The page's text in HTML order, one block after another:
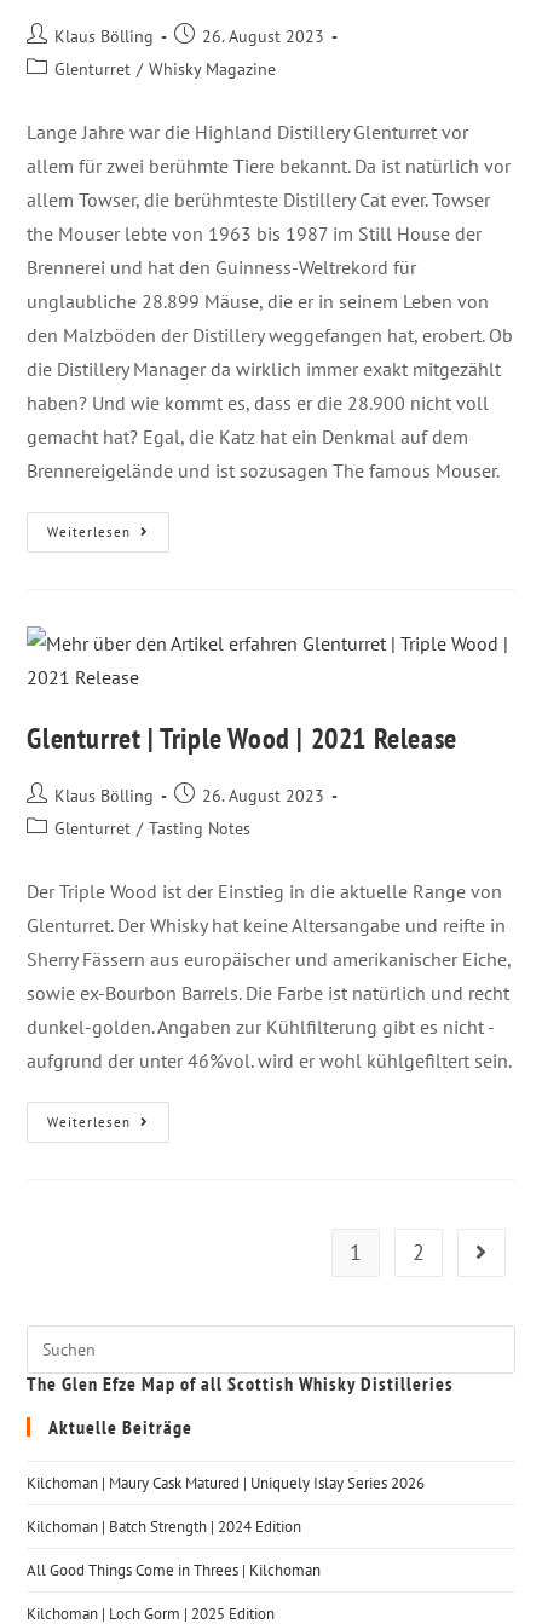
Klaus Bölling
26. August 2023
Glenturret / Whisky Magazine
Lange Jahre war die Highland Distillery Glenturret vor
allem für zwei berühmte Tiere bekannt. Da ist natürlich vor
allem Towser, die berühmteste Distillery Cat ever. Towser
the Mouser lebte von 1963 bis 1987 im Still House der
Brennerei und hat den Guinness-Weltrekord für
unglaubliche 28.899 Mäuse, die er in seinem Leben von
den Malzböden der Distillery weggefangen hat, erobert. Ob
die Distillery Manager da wirklich immer exakt mitgezählt
haben? Und wie kommt es, dass er die 28.900 nicht voll
gemacht hat? Egal, die Katz hat ein Denkmal auf dem
Brennereigelände und ist sozusagen The famous Mouser.
Weiterlesen
Glenturret | Triple Wood | 2021 Release
Klaus Bölling
26. August 2023
Glenturret / Tasting Notes
Der Triple Wood ist der Einstieg in die aktuelle Range von
Glenturret. Der Whisky hat keine Altersangabe und reifte in
Sherry Fässern aus europäischer und amerikanischer Eiche,
sowie ex-Bourbon Barrels. Die Farbe ist natürlich und recht
dunkel-golden. Angaben zur Kühlfilterung gibt es nicht -
aufgrund der unter 46%vol. wird er wohl kühlgefiltert sein.
Weiterlesen
1 2
The Glen Efze Map of all Scottish Whisky Distilleries
Aktuelle Beiträge
Kilchoman | Maury Cask Matured | Uniquely Islay Series 2026
Kilchoman | Batch Strength | 2024 Edition
All Good Things Come in Threes | Kilchoman
Kilchoman | Loch Gorm​ | 2025 Edition